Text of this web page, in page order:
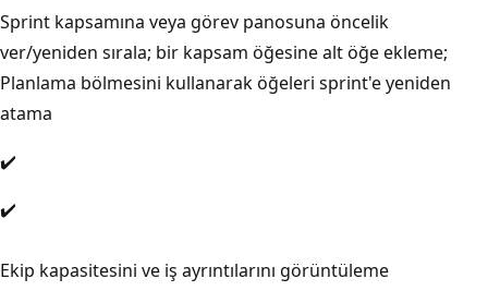
Sprint kapsamına veya görev panosuna öncelik
ver/yeniden sırala; bir kapsam öğesine alt öğe ekleme;
Planlama bölmesini kullanarak öğeleri sprint'e yeniden
atama
✔️
✔️
Ekip kapasitesini ve iş ayrıntılarını görüntüleme